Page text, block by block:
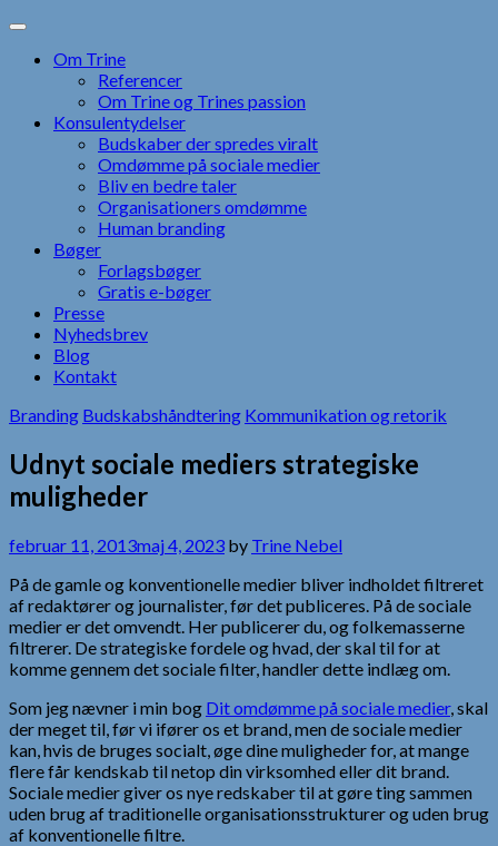
Skip
contentOm Trine
Referencer
Om Trine og Trines passion
Konsulentydelser
Budskaber der spredes viralt
Omdømme på sociale medier
Bliv en bedre taler
Organisationers omdømme
Human branding
Bøger
Forlagsbøger
Gratis e-bøger
Presse
Nyhedsbrev
Blog
Kontakt
Branding Budskabshåndtering Kommunikation og retorik
Udnyt sociale mediers strategiske
muligheder
februar 11, 2013maj 4, 2023 by Trine Nebel
På de gamle og konventionelle medier bliver indholdet filtreret
af redaktører og journalister, før det publiceres. På de sociale
medier er det omvendt. Her publicerer du, og folkemasserne
filtrerer. De strategiske fordele og hvad, der skal til for at
komme gennem det sociale filter, handler dette indlæg om.
Som jeg nævner i min bog Dit omdømme på sociale medier, skal
der meget til, før vi ifører os et brand, men de sociale medier
kan, hvis de bruges socialt, øge dine muligheder for, at mange
flere får kendskab til netop din virksomhed eller dit brand.
Sociale medier giver os nye redskaber til at gøre ting sammen
uden brug af traditionelle organisationsstrukturer og uden brug
af konventionelle filtre.